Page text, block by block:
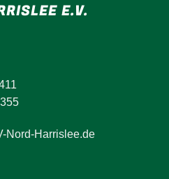
E.V.
Nord-Harrislee.de